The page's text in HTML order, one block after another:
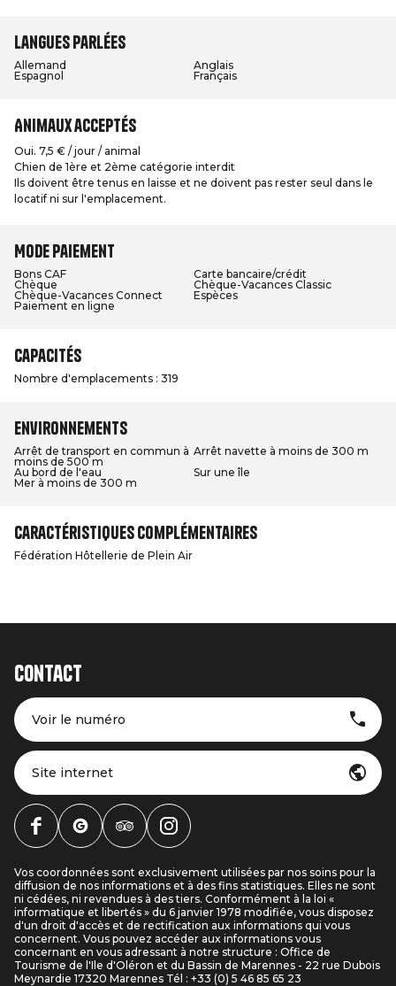
Langues parlées
Allemand
Anglais
Espagnol
Français
Animaux acceptés
Oui. 7,5 € / jour / animal
Chien de 1ère et 2ème catégorie interdit
Ils doivent être tenus en laisse et ne doivent pas rester seul dans le
locatif ni sur l'emplacement.
Mode paiement
Bons CAF
Carte bancaire/crédit
Chèque
Chèque-Vacances Classic
Chèque-Vacances Connect
Espèces
Paiement en ligne
Capacités
Nombre d'emplacements : 319
Environnements
Arrêt de transport en commun à
moins de 500 m
Arrêt navette à moins de 300 m
Au bord de l'eau
Sur une île
Mer à moins de 300 m
Caractéristiques complémentaires
Fédération Hôtellerie de Plein Air
Contact
Voir le numéro
Site internet
Vos coordonnées sont exclusivement utilisées par nos soins pour la
diffusion de nos informations et à des fins statistiques. Elles ne sont
ni cédées, ni revendues à des tiers. Conformément à la loi «
informatique et libertés » du 6 janvier 1978 modifiée, vous disposez
d'un droit d'accès et de rectification aux informations qui vous
concernent. Vous pouvez accéder aux informations vous
concernant en vous adressant à notre structure : Office de
Tourisme de l'Ile d'Oléron et du Bassin de Marennes - 22 rue Dubois
Meynardie 17320 Marennes Tél : +33 (0) 5 46 85 65 23